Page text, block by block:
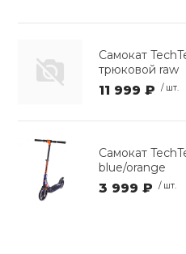
Самокат
трюковой raw
11 999 ₽ / шт.
Самокат
blue/orange
3 999 ₽ / шт.